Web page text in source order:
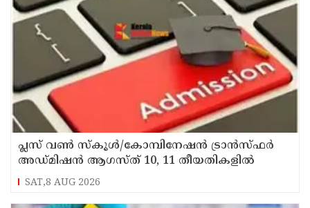
പ്ലസ് വൺ സ്‌കൂൾ/കോമ്പിനേഷൻ ട്രാൻസ്ഫർ
അഡ്മിഷൻ ആഗസ്ത് 10, 11 തീയതികളിൽ
SAT,8 AUG 2026